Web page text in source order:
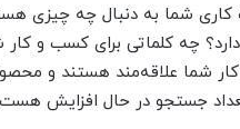
کاری شما به دنبال چه چیزی
چه کلماتی برای کسب و
شما علاقه‌مند هستند و
جستجو در حال افزایش هست